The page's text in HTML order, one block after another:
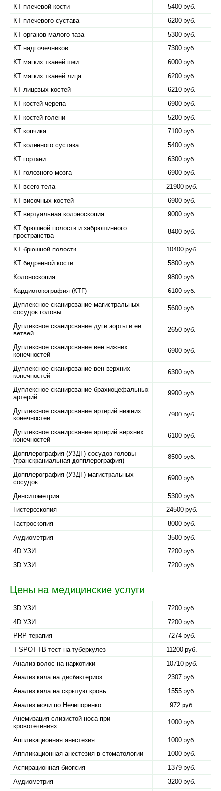
КТ плечевой кости
5400 руб.
КТ плечевого сустава
6200 руб.
КТ органов малого таза
5300 руб.
КТ надпочечников
7300 руб.
КТ мягких тканей шеи
6000 руб.
КТ мягких тканей лица
6200 руб.
КТ лицевых костей
6210 руб.
КТ костей черепа
6900 руб.
КТ костей голени
5200 руб.
КТ копчика
7100 руб.
КТ коленного сустава
5400 руб.
КТ гортани
6300 руб.
КТ головного мозга
6900 руб.
КТ всего тела
21900 руб.
КТ височных костей
6900 руб.
КТ виртуальная колоноскопия
9000 руб.
КТ брюшной полости и забрюшинного
пространства
8400 руб.
КТ брюшной полости
10400 руб.
КТ бедренной кости
5800 руб.
Колоноскопия
9800 руб.
Кардиотокография (КТГ)
6100 руб.
Дуплексное сканирование магистральных
сосудов головы
5600 руб.
Дуплексное сканирование дуги аорты и ее
ветвей
2650 руб.
Дуплексное сканирование вен нижних
конечностей
6900 руб.
Дуплексное сканирование вен верхних
конечностей
6300 руб.
Дуплексное сканирование брахиоцефальных
артерий
9900 руб.
Дуплексное сканирование артерий нижних
конечностей
7900 руб.
Дуплексное сканирование артерий верхних
конечностей
6100 руб.
Допплерография (УЗДГ) сосудов головы
(транскраниальная допплерография)
8500 руб.
Допплерография (УЗДГ) магистральных
сосудов
6900 руб.
Денситометрия
5300 руб.
Гистероскопия
24500 руб.
Гастроскопия
8000 руб.
Аудиометрия
3500 руб.
4D УЗИ
7200 руб.
3D УЗИ
7200 руб.
Цены на медицинские услуги
3D УЗИ
7200 руб.
4D УЗИ
7200 руб.
PRP терапия
7274 руб.
T-SPOT.TB тест на туберкулез
11200 руб.
Анализ волос на наркотики
10710 руб.
Анализ кала на дисбактериоз
2307 руб.
Анализ кала на скрытую кровь
1555 руб.
Анализ мочи по Нечипоренко
972 руб.
Анемизация слизистой носа при
кровотечениях
1000 руб.
Аппликационная анестезия
1000 руб.
Аппликационная анестезия в стоматологии
1000 руб.
Аспирационная биопсия
1379 руб.
Аудиометрия
3200 руб.